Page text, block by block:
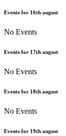
Events for 16th august
No Events
Events for 17th august
No Events
Events for 18th august
No Events
Events for 19th august